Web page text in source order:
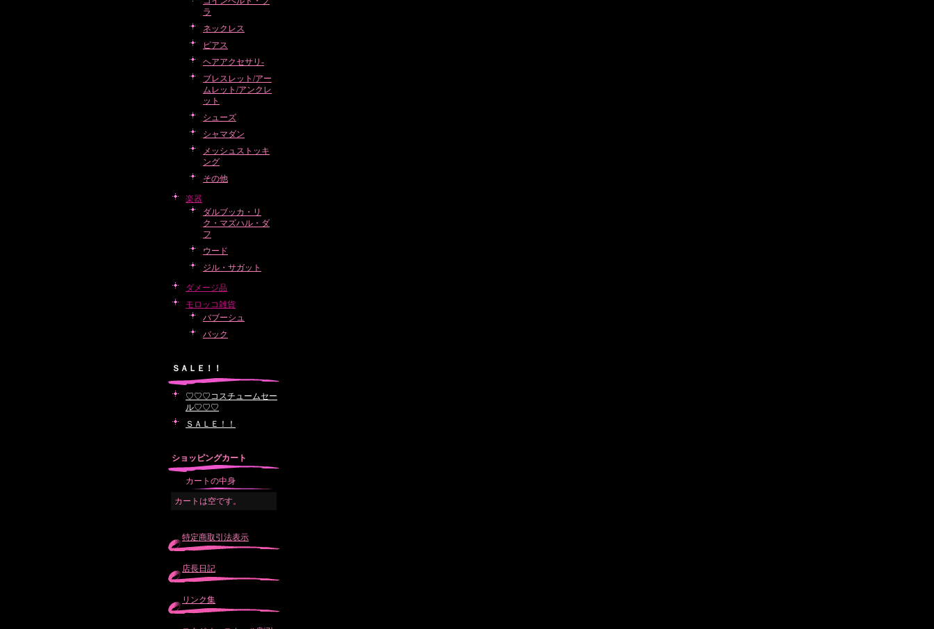
ラ
ネックレス
ピアス
ヘアアクセサリ-
ブレスレット/アー
ムレット/アンクレ
ット
シューズ
シャマダン
メッシュストッキ
ング
その他
楽器
ダルブッカ・リ
ク・マズハル・ダ
フ
ウード
ジル・サガット
ダメージ品
モロッコ雑貨
バブーシュ
バック
ＳＡＬＥ！！
♡♡♡コスチュームセー
ル♡♡♡
ＳＡＬＥ！！
ショッピングカート
カートの中身
カートは空です。
特定商取引法表示
店長日記
リンク集